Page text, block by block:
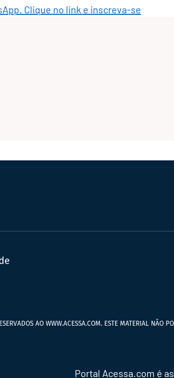
Clique no link e inscreva-se
AO WWW.ACESSA.COM. ESTE MATERIAL NÃO
Portal Acessa.com é